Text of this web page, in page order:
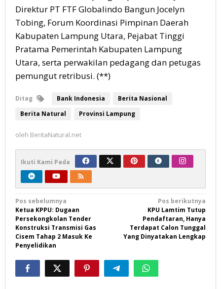
Direktur PT FTF Globalindo Bangun Jocelyn
Tobing, Forum Koordinasi Pimpinan Daerah
Kabupaten Lampung Utara, Pejabat Tinggi
Pratama Pemerintah Kabupaten Lampung
Utara, serta perwakilan pedagang dan petugas
pemungut retribusi. (**)
Ditag Bank Indonesia
Berita Nasional
Berita Natural
Provinsi Lampung
oleh BeritaNatural.net
Ikuti Kami Pada
Navigasi
pos
Pos sebelumnya
Ketua KPPU: Dugaan
Persekongkolan Tender
Konstruksi Transmisi Gas
Cisem Tahap 2 Masuk Ke
Penyelidikan
Pos berikutnya
KPU Lamtim Tutup
Pendaftaran, Hanya
Terdapat Calon Tunggal
Yang Dinyatakan Lengkap